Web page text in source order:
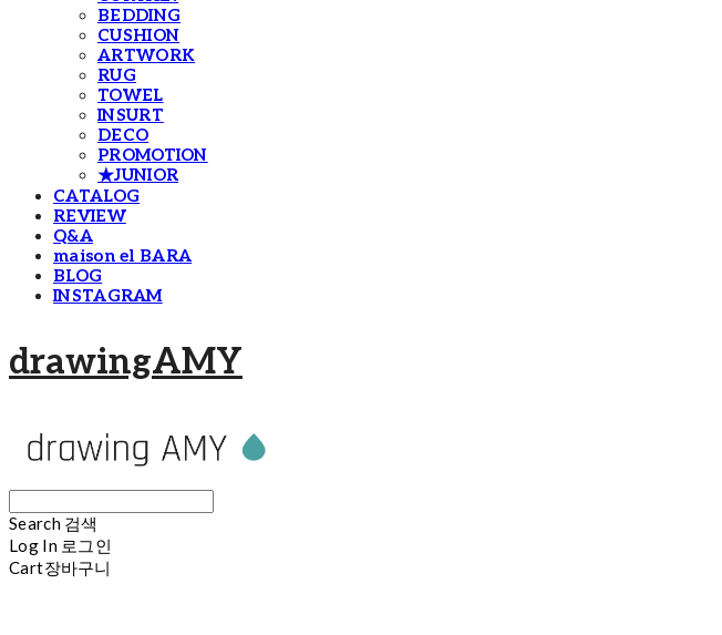
BEDDING
CUSHION
ARTWORK
RUG
TOWEL
INSURT
DECO
PROMOTION
★JUNIOR
CATALOG
REVIEW
Q&A
maison el BARA
BLOG
INSTAGRAM
drawingAMY
Search 검색
Log In 로그인
Cart장바구니